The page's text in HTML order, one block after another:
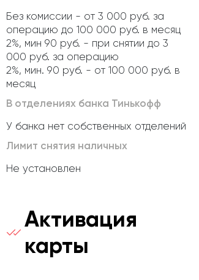
Без комиссии - от 3 000 руб. за
операцию до 100 000 руб. в месяц
2%, мин 90 руб. - при снятии до 3
000 руб. за операцию
2%, мин. 90 руб. - от 100 000 руб. в
месяц
В отделениях банка Тинькофф
У банка нет собственных отделений
Лимит снятия наличных
Не установлен
Активация
карты